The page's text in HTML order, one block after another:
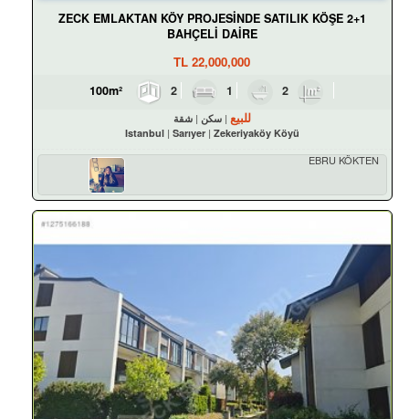
ZECK EMLAKTAN KÖY PROJESİNDE SATILIK KÖŞE 2+1
BAHÇELİ DAİRE
TL 22,000,000
2 1
2
للبيع
سكن
شقة
Istanbul
Sarıyer Zekeriyaköy Köyü
EBRU KÖKTEN